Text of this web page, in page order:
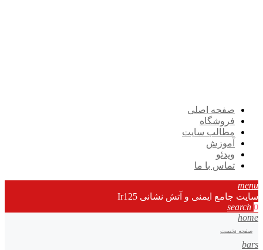
صفحه اصلی
فروشگاه
مطالب سایت
آموزش
ویدئو
تماس با ما
menu
سایت جامع ایمنی و آتش نشانی Ir125
search 0
home
صفحه نخست
bars